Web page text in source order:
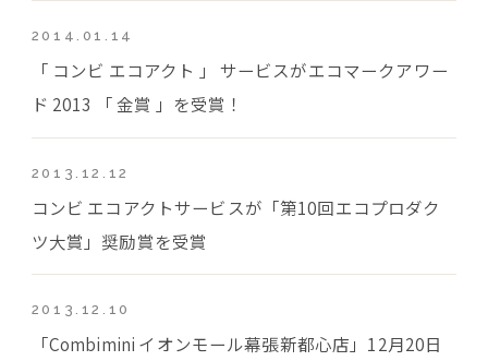
2014.01.14
「 コンビ エコアクト 」 サービスがエコマークアワー
ド 2013 「 金賞 」を受賞！
2013.12.12
コンビ エコアクトサービスが「第10回エコプロダク
ツ大賞」奨励賞を受賞
2013.12.10
「Combimini イオンモール幕張新都心店」12月20日